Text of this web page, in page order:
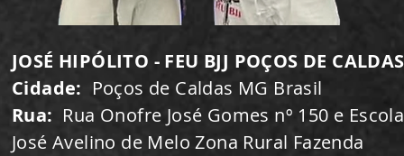
JOSÉ HIPÓLITO - FEU BJJ POÇOS DE CALDAS
Cidade: Poços de Caldas MG Brasil
Rua: Rua Onofre José Gomes nº 150 e Escola
José Avelino de Melo Zona Rural Fazenda